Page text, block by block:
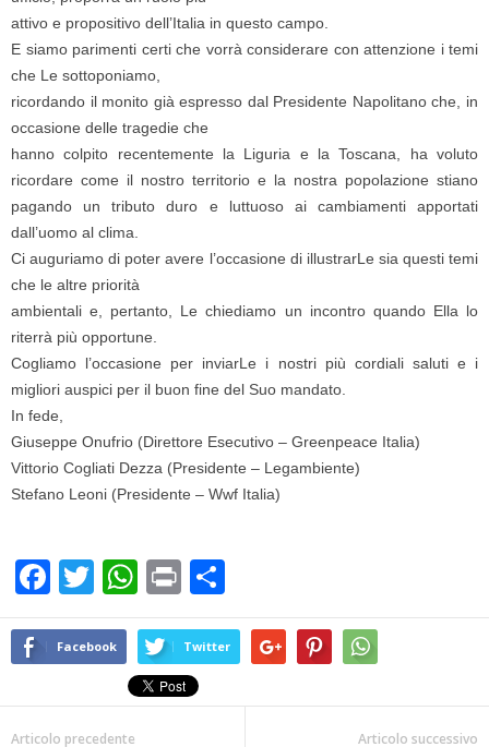
attivo e propositivo dell’Italia in questo campo.
E siamo parimenti certi che vorrà considerare con attenzione i temi
che Le sottoponiamo,
ricordando il monito già espresso dal Presidente Napolitano che, in
occasione delle tragedie che
hanno colpito recentemente la Liguria e la Toscana, ha voluto
ricordare come il nostro territorio e la nostra popolazione stiano
pagando un tributo duro e luttuoso ai cambiamenti apportati
dall’uomo al clima.
Ci auguriamo di poter avere l’occasione di illustrarLe sia questi temi
che le altre priorità
ambientali e, pertanto, Le chiediamo un incontro quando Ella lo
riterrà più opportune.
Cogliamo l’occasione per inviarLe i nostri più cordiali saluti e i
migliori auspici per il buon fine del Suo mandato.
In fede,
Giuseppe Onufrio (Direttore Esecutivo – Greenpeace Italia)
Vittorio Cogliati Dezza (Presidente – Legambiente)
Stefano Leoni (Presidente – Wwf Italia)
F
a
c
b
T
wi
tt
W
h
at
s
A
Pr
in
t
o
n
vi
Facebook Twitter
Articolo precedente Articolo successivo